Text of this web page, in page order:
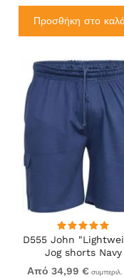
Προσθήκη στο
D555 John
Jog shorts Navy
Από 34,99 €